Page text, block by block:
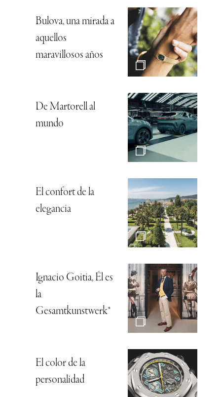
Bulova, una mirada a
aquellos
maravillosos años
De Martorell al
mundo
El confort de la
elegancia
Ignacio Goitia, Él es
la
Gesamtkunstwerk*
El color de la
personalidad